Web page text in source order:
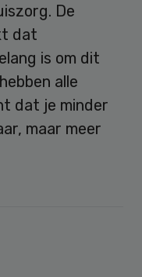
De
dat
is om dit
alle
dat je minder
maar meer